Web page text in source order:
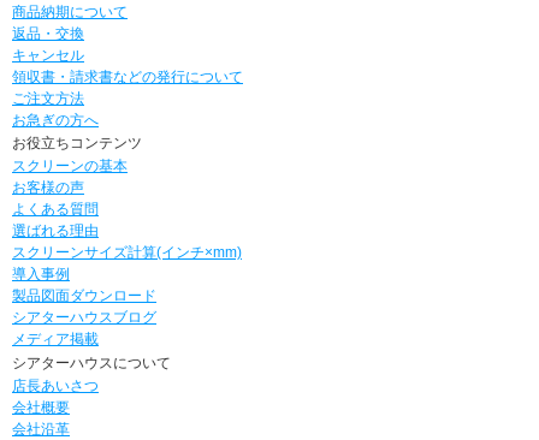
商品納期について
返品・交換
キャンセル
領収書・請求書などの発行について
ご注文方法
お急ぎの方へ
お役立ちコンテンツ
スクリーンの基本
お客様の声
よくある質問
選ばれる理由
スクリーンサイズ計算(インチ×mm)
導入事例
製品図面ダウンロード
シアターハウスブログ
メディア掲載
シアターハウスについて
店長あいさつ
会社概要
会社沿革